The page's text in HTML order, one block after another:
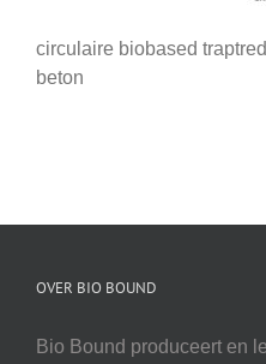
circulaire biobased
beton
OVER BIO BOUND
Bio Bound produceert en